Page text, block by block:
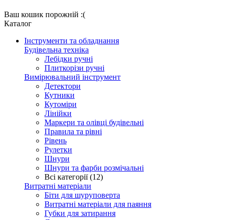
Ваш кошик порожній :(
Каталог
Інструменти та обладнання
Будівельна техніка
Лебідки ручні
Плиткорізи ручні
Вимірювальний інструмент
Детектори
Кутники
Кутоміри
Лінійки
Маркери та олівці будівельні
Правила та рівні
Рівень
Рулетки
Шнури
Шнури та фарби розмічальні
Всі категорії (12)
Витратні матеріали
Біти для шуруповерта
Витратні матеріали для паяння
Губки для затирання